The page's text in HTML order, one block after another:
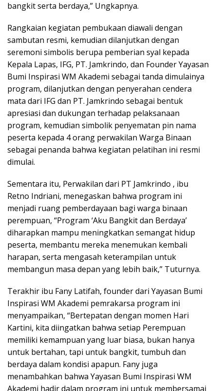
bangkit serta berdaya,” Ungkapnya.
Rangkaian kegiatan pembukaan diawali dengan
sambutan resmi, kemudian dilanjutkan dengan
seremoni simbolis berupa pemberian syal kepada
Kepala Lapas, IFG, PT. Jamkrindo, dan Founder Yayasan
Bumi Inspirasi WM Akademi sebagai tanda dimulainya
program, dilanjutkan dengan penyerahan cendera
mata dari IFG dan PT. Jamkrindo sebagai bentuk
apresiasi dan dukungan terhadap pelaksanaan
program, kemudian simbolik penyematan pin nama
peserta kepada 4 orang perwakilan Warga Binaan
sebagai penanda bahwa kegiatan pelatihan ini resmi
dimulai.
Sementara itu, Perwakilan dari PT Jamkrindo , ibu
Retno Indriani, menegaskan bahwa program ini
menjadi ruang pemberdayaan bagi warga binaan
perempuan, “Program ‘Aku Bangkit dan Berdaya’
diharapkan mampu meningkatkan semangat hidup
peserta, membantu mereka menemukan kembali
harapan, serta mengasah keterampilan untuk
membangun masa depan yang lebih baik,” Tuturnya.
Terakhir ibu Fany Latifah, founder dari Yayasan Bumi
Inspirasi WM Akademi pemrakarsa program ini
menyampaikan, “Bertepatan dengan momen Hari
Kartini, kita diingatkan bahwa setiap Perempuan
memiliki kemampuan yang luar biasa, bukan hanya
untuk bertahan, tapi untuk bangkit, tumbuh dan
berdaya dalam kondisi apapun. Fany juga
menambahkan bahwa Yayasan Bumi Inspirasi WM
Akademi hadir dalam program ini untuk membersamai